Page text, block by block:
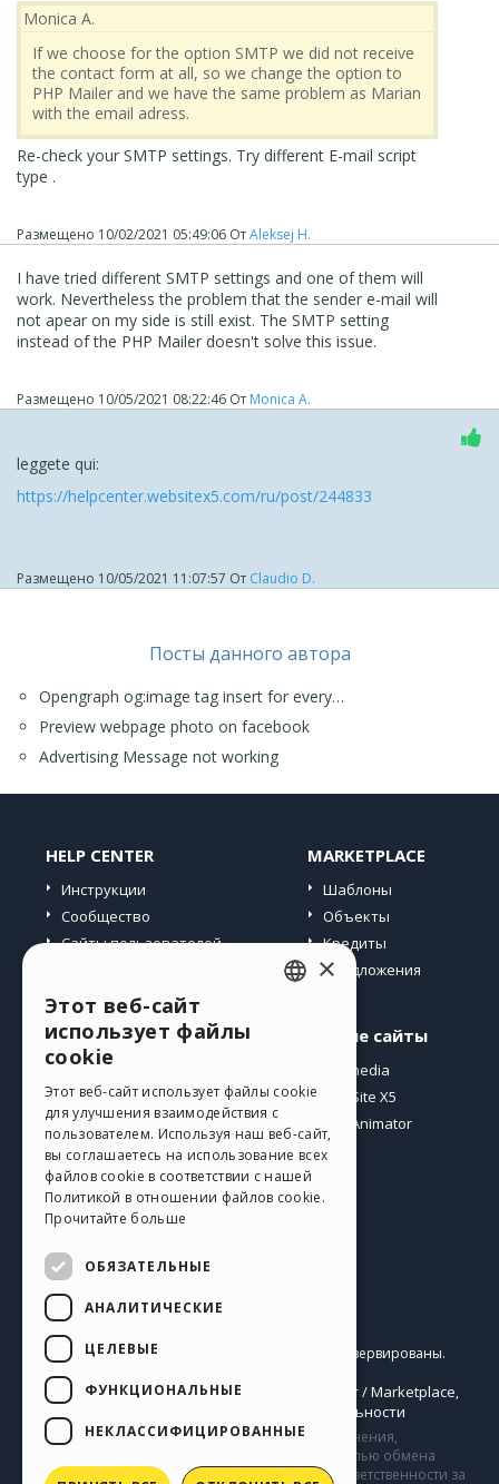
Monica A.
If we choose for the option SMTP we did not receive
the contact form at all, so we change the option to
PHP Mailer and we have the same problem as Marian
with the email adress.
Re-check your SMTP settings. Try different E-mail script
type .
Размещено 10/02/2021 05:49:06 ОтAleksej H.
I have tried different SMTP settings and one of them will
work. Nevertheless the problem thatthe sender e-mail will
not apear on my side is still exist. The SMTP setting
instead of the PHP Mailer doesn't solve this issue.
Размещено 10/05/2021 08:22:46 От Monica A.
leggete qui:
https://helpcenter.websitex5.com/ru/post/244833
Размещено 10/05/2021 11:07:57 От Claudio D.
Посты данного автора
Opengraph og:image tag insert for every…
Preview webpage photo on facebook
Advertising Message not working
HELP CENTER
Инструкции
Сообщество
Сайты пользователей
MARKETPLACE
Шаблоны
Объекты
Кредиты
Предложения
Профиль
Мои посты
Мои лицензии
Загрузить
Веб-хостинг
Мои кредиты
Другие сайты
Incomedia
WebSite X5
WebAnimator
Pусский
Copyright © 2026Incomedia s.r.l.
Все права зарезервированы.
P.IVA IT07514640015
Правила Использования WebSite X5:
Help Center / Marketplace,
Политика конфиденциальности
Сайт содержит информацию, комментарии и мнения,
загруженные его пользователями и создан с целью обмена
информацией. Компания Incomedia не несет ответственности за
GERMAN
SPANISH
PORTUGUESE
POLISH
×
Этот веб-сайт
использует файлы
cookie
Этот веб-сайт использует файлы cookie
для улучшения взаимодействия с
пользователем. Используя наш веб-сайт,
вы соглашаетесь на использование всех
файлов cookie в соответствии с нашей
Политикой в ​​отношении файлов cookie.
Прочитайте больше
ОБЯЗАТЕЛЬНЫЕ
АНАЛИТИЧЕСКИЕ
ЦЕЛЕВЫЕ
ФУНКЦИОНАЛЬНЫЕ
НЕКЛАССИФИЦИРОВАННЫЕ